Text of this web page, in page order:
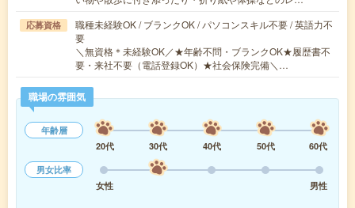
応募資格
職種未経験OK / ブランクOK / パソコンスキル不要 / 英語力不
要
＼無資格＊未経験OK／★年齢不問・ブランクOK★履歴書不
要・来社不要（電話登録OK）★社会保険完備＼…
職場の雰囲気
年齢層
20代
30代 40代 50代
60代
男女比率
女性
男性